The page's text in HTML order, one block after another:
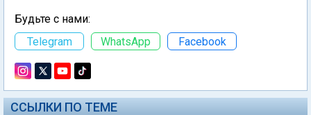
Будьте с нами:
Telegram
WhatsApp Facebook
ССЫЛКИ ПО ТЕМЕ